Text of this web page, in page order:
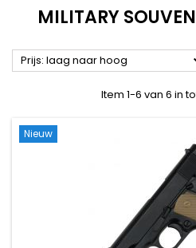
MILITARY
Prijs: laag naar hoog
Item 1-6 van 6 in
Nieuw